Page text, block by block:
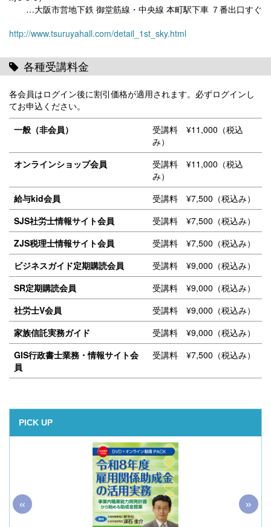
…大阪市営地下鉄 御堂筋線・中央線 本町駅下車 ７番出口すぐ
http://www.tsuruyahall.com/detail_1st_sky.html
各種受講料金
各会員はログイン後に割引価格が適用されます。必ずログインし
てお申込ください。
一般（非会員）
受講料 ¥11,000（税込
み）
オンラインショップ会員
受講料 ¥11,000（税込
み）
給与kid会員
受講料 ¥7,500（税込み）
SJS社労士情報サイト会員
受講料 ¥7,500（税込み）
ZJS税理士情報サイト会員
受講料 ¥7,500（税込み）
ビジネスガイド定期購読会員
受講料 ¥9,000（税込み）
SR定期購読会員
受講料 ¥9,000（税込み）
社労士V会員
受講料 ¥9,000（税込み）
家族信託実務ガイド
受講料 ¥9,000（税込み）
GIS行政書士業務・情報サイト会
員
受講料 ¥7,500（税込み）
PICK UP
« »